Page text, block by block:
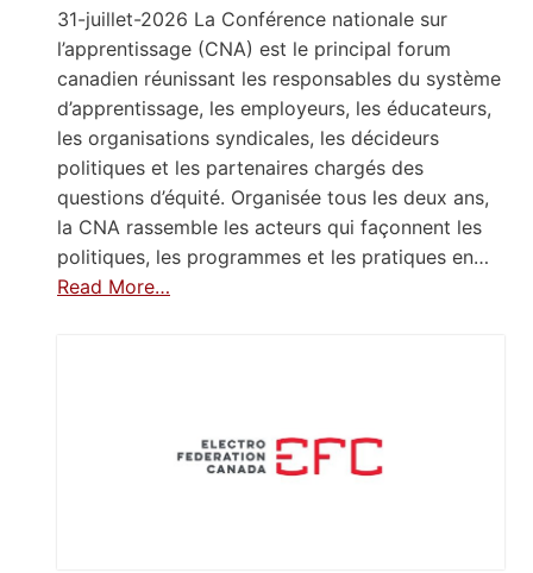
31-juillet-2026 La Conférence nationale sur
l’apprentissage (CNA) est le principal forum
canadien réunissant les responsables du système
d’apprentissage, les employeurs, les éducateurs,
les organisations syndicales, les décideurs
politiques et les partenaires chargés des
questions d’équité. Organisée tous les deux ans,
la CNA rassemble les acteurs qui façonnent les
politiques, les programmes et les pratiques en…
Read More…